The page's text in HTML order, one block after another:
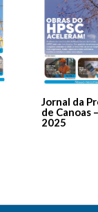
Jornal da
de Canoas
2025